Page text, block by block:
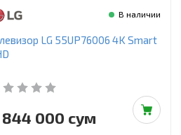
В наличии
LG 55UP76006 4K Smart
844 000 сум